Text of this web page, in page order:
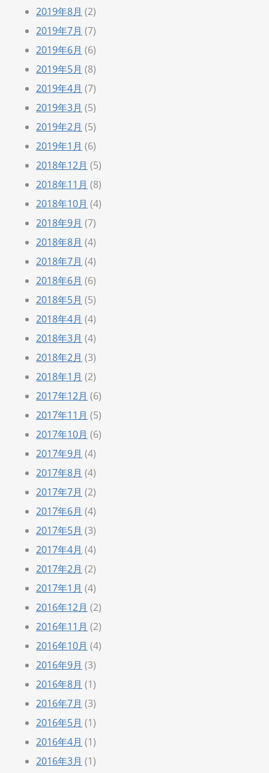
2019年8月 (2)
2019年7月 (7)
2019年6月 (6)
2019年5月 (8)
2019年4月 (7)
2019年3月 (5)
2019年2月 (5)
2019年1月 (6)
2018年12月 (5)
2018年11月 (8)
2018年10月 (4)
2018年9月 (7)
2018年8月 (4)
2018年7月 (4)
2018年6月 (6)
2018年5月 (5)
2018年4月 (4)
2018年3月 (4)
2018年2月 (3)
2018年1月 (2)
2017年12月 (6)
2017年11月 (5)
2017年10月 (6)
2017年9月 (4)
2017年8月 (4)
2017年7月 (2)
2017年6月 (4)
2017年5月 (3)
2017年4月 (4)
2017年2月 (2)
2017年1月 (4)
2016年12月 (2)
2016年11月 (2)
2016年10月 (4)
2016年9月 (3)
2016年8月 (1)
2016年7月 (3)
2016年5月 (1)
2016年4月 (1)
2016年3月 (1)